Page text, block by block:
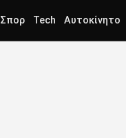
Σπορ Tech Αυτοκίνητο